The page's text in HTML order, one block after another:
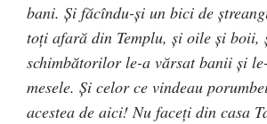
bani. Şi făcîndu-şi un bici de
toţi afară din Templu, şi oile şi boii,
schimbătorilor le-a vărsat banii şi
mesele. Şi celor ce vindeau
acestea de aici! Nu faceţi din casa